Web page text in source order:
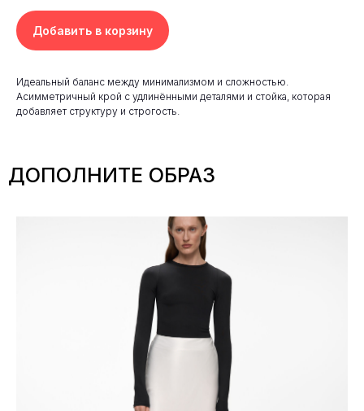
Добавить в корзину
Идеальный баланс между минимализмом и сложностью.
Асимметричный крой с удлинёнными деталями и стойка, которая
добавляет структуру и строгость.
ДОПОЛНИТЕ ОБРАЗ